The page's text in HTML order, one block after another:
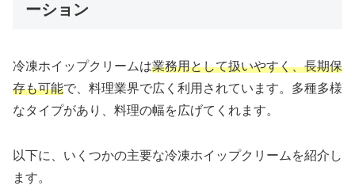
ーション
冷凍ホイップクリームは業務用として扱いやすく、長期保
存も可能で、料理業界で広く利用されています。多種多様
なタイプがあり、料理の幅を広げてくれます。
以下に、いくつかの主要な冷凍ホイップクリームを紹介し
ます。